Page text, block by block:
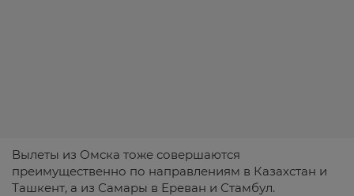
Вылеты из Омска тоже совершаются
преимущественно по направлениям в Казахстан и
Ташкент, а из Самары в Ереван и Стамбул.